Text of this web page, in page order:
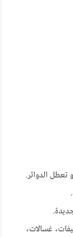
تعطل الدوائر.
غسالات،